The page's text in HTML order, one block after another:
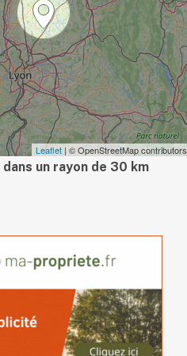
Leaflet | © OpenStreetMap contributors
un rayon de 30 km